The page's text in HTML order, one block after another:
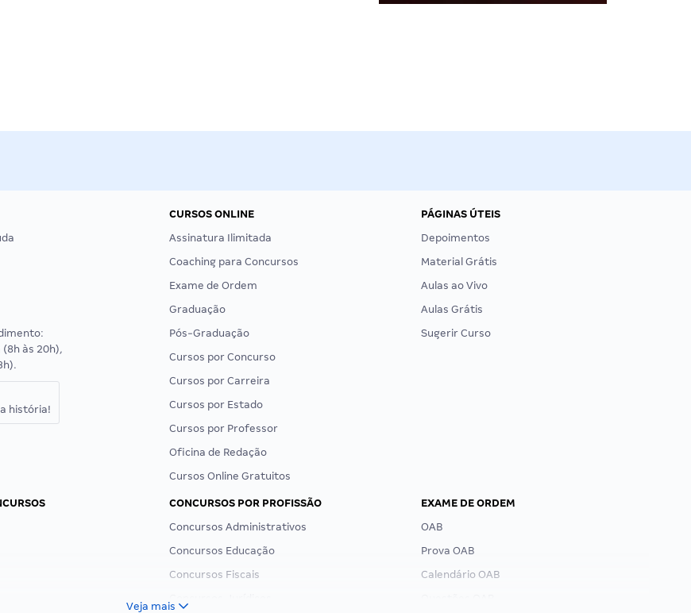
às 20h),
história!
CURSOS ONLINE
Assinatura Ilimitada
Coaching para Concursos
Exame de Ordem
Graduação
Pós-Graduação
Cursos por Concurso
Cursos por Carreira
Cursos por Estado
Cursos por Professor
Oficina de Redação
Cursos Online Gratuitos
PÁGINAS ÚTEIS
Depoimentos
Material Grátis
Aulas ao Vivo
Aulas Grátis
Sugerir Curso
CONCURSOS POR PROFISSÃO
Concursos Administrativos
Concursos Educação
Concursos Fiscais
EXAME DE ORDEM
OAB
Prova OAB
Calendário OAB
Veja mais